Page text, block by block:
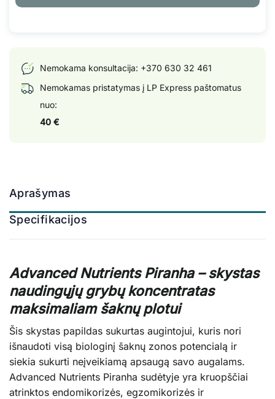
Nemokama konsultacija: +370 630 32 461
Nemokamas pristatymas į LP Express paštomatus
nuo:
40 €
Aprašymas
Specifikacijos
Advanced Nutrients Piranha – skystas
naudingųjų grybų koncentratas
maksimaliam šaknų plotui
Šis skystas papildas sukurtas augintojui, kuris nori
išnaudoti visą biologinį šaknų zonos potencialą ir
siekia sukurti neįveikiamą apsaugą savo augalams.
Advanced Nutrients Piranha sudėtyje yra kruopščiai
atrinktos endomikorizės, egzomikorizės ir